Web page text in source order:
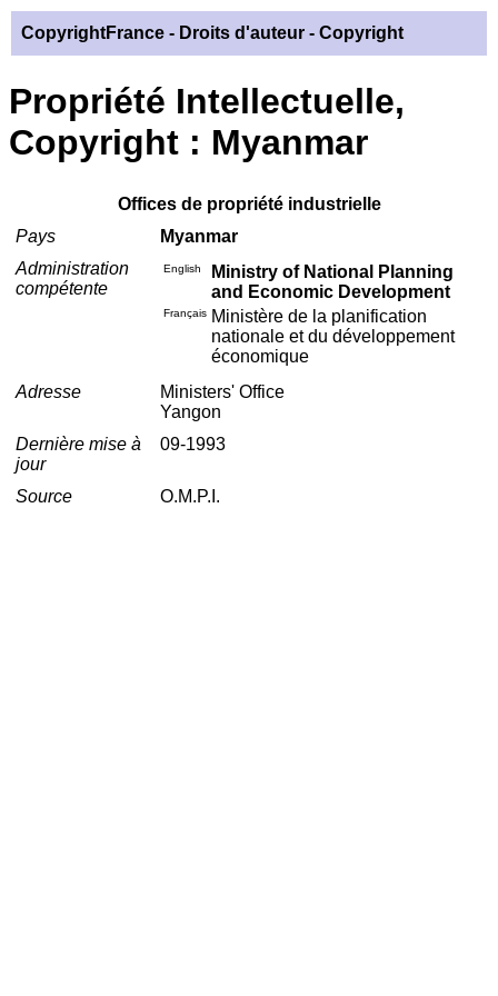
CopyrightFrance - Droits d'auteur - Copyright
Propriété Intellectuelle,
Copyright : Myanmar
Offices de propriété industrielle
Pays
Myanmar
Administration
compétente
English
Ministry of National Planning
and Economic Development
Français Ministère de la planification
nationale et du développement
économique
Adresse
Ministers' Office
Yangon
Dernière mise à
jour
09-1993
Source O.M.P.I.